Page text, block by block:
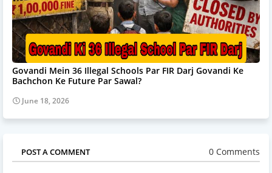
Govandi Mein 36 Illegal Schools Par FIR Darj Govandi Ke
Bachchon Ke Future Par Sawal?
June 18, 2026
POST A COMMENT 0 Comments